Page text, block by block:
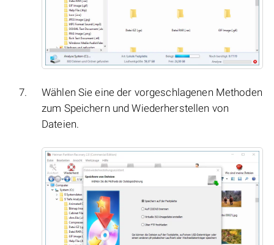
Wählen Sie eine der vorgeschlagenen Methoden
zum Speichern und Wiederherstellen von
Dateien.